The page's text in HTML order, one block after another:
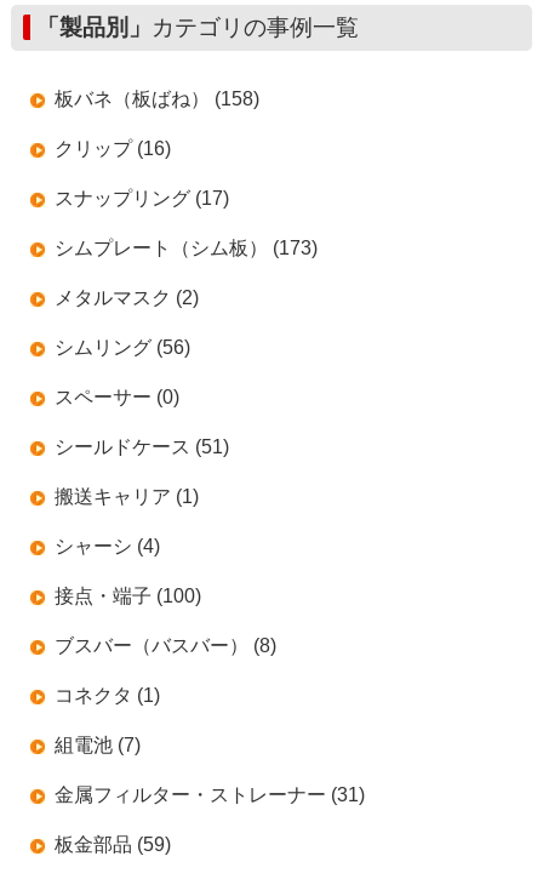
「製品別」 カテゴリの事例一覧
板バネ（板ばね） (158)
クリップ (16)
スナップリング (17)
シムプレート（シム板） (173)
メタルマスク (2)
シムリング (56)
スペーサー (0)
シールドケース (51)
搬送キャリア (1)
シャーシ (4)
接点・端子 (100)
ブスバー（バスバー） (8)
コネクタ (1)
組電池 (7)
金属フィルター・ストレーナー (31)
板金部品 (59)